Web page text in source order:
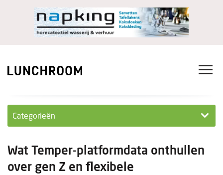
Categorieën
Ondernemen in...
Wat Temper-platformdata onthullen
over gen Z en flexibele